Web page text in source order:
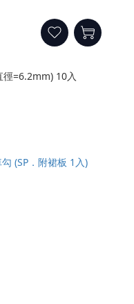
徑=6.2mm) 10入